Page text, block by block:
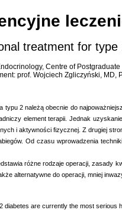
treatment for type
Centre of
prof. Wojciech Zgliczyński, MD,
typu 2 należą obecnie do
element terapii. Jednak
i aktywności fizycznej. Z drugiej
Od czasu wprowadzenia
różne rodzaje operacji, zasady
alternatywne do operacji, mniej
diabetes are currently the most serious